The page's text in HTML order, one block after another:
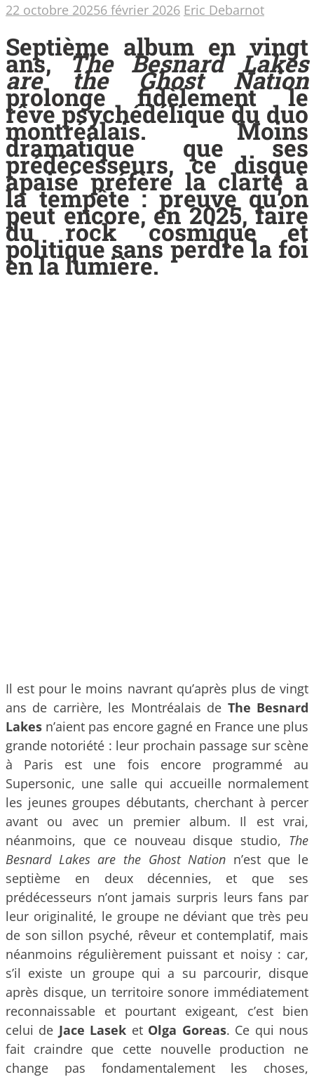
22 octobre 20256 février 2026 Eric Debarnot
Septième album en vingt
ans,The Besnard Lakes
are the Ghost Nation
prolonge fidèlement le
rêve psychédélique du duo
montréalais. Moins
dramatique que ses
prédécesseurs, ce disque
apaisé préfère la clarté à
la tempête : preuve qu’on
peut encore, en 2025, faire
du rock cosmique et
politique sans perdre la foi
en la lumière.
Il est pour le moins navrant qu’après plus de vingt
ans de carrière, les Montréalais de The Besnard
Lakes n’aient pas encore gagné en France une plus
grande notoriété : leur prochain passage sur scène
à Paris est une fois encore programmé au
Supersonic, une salle qui accueille normalement
les jeunes groupes débutants, cherchant à percer
avant ou avec un premier album. Il est vrai,
néanmoins, que ce nouveau disque studio, The
Besnard Lakes are the Ghost Nation n’est que le
septième en deux décennies, et que ses
prédécesseurs n’ont jamais surpris leurs fans par
leur originalité, le groupe ne déviant que très peu
de son sillon psyché, rêveur et contemplatif, mais
néanmoins régulièrement puissant et noisy : car,
s’il existe un groupe qui a su parcourir, disque
après disque, un territoire sonore immédiatement
reconnaissable et pourtant exigeant, c’est bien
celui de Jace Lasek et Olga Goreas. Ce qui nous
fait craindre que cette nouvelle production ne
change pas fondamentalement les choses,